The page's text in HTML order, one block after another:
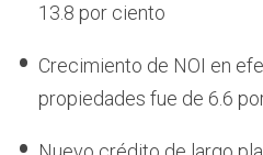
13.8 por ciento
Crecimiento de NOI en
propiedades fue de 6.6